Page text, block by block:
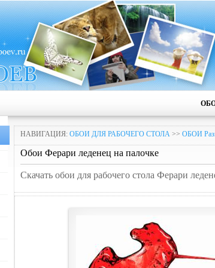
НАВИГАЦИЯ: ОБОИ ДЛЯ РАБОЧЕГО СТОЛА >> ОБОИ
Обои Ферари леденец на палочке
Скачать обои для рабочего стола Ферари